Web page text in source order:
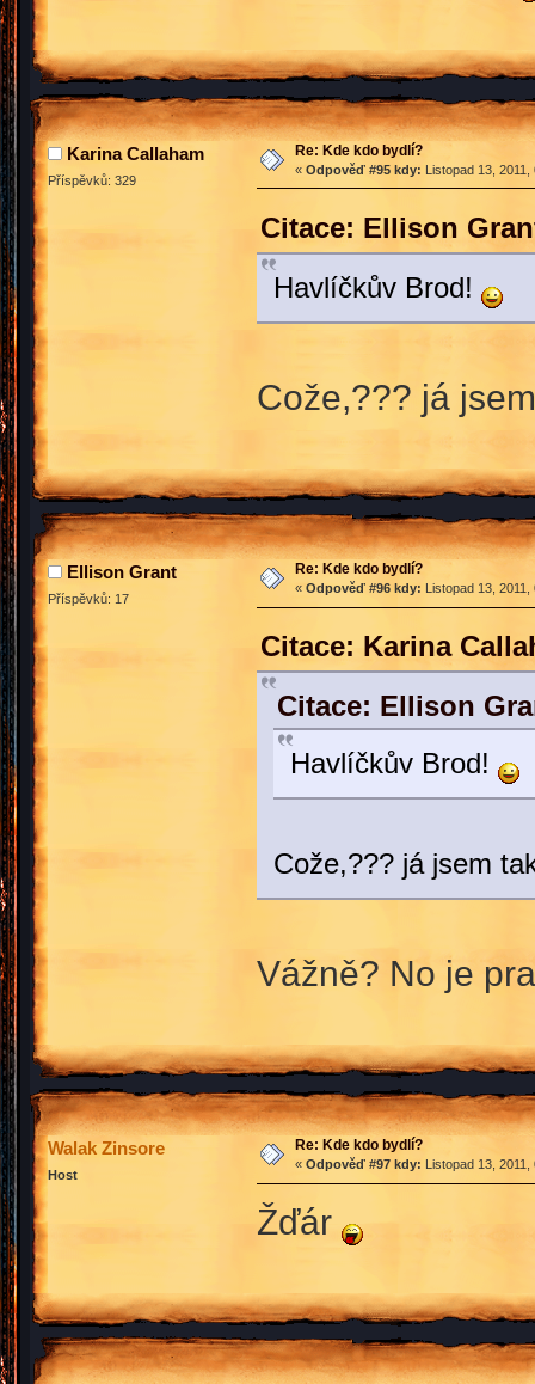
Karina Callaham
Příspěvků: 329
Re: Kde kdo bydlí?
« Odpověď #95 kdy: Listopad 13,
Citace: Ellison
Havlíčkův Brod!
Cože,??? já
Ellison Grant
Příspěvků: 17
Re: Kde kdo bydlí?
« Odpověď #96 kdy: Listopad 13,
Citace: Karina
Citace: Ellison
Havlíčkův Brod!
Cože,??? já jsem
Vážně? No je
Walak Zinsore
Host
Re: Kde kdo bydlí?
« Odpověď #97 kdy: Listopad 13,
Žďár